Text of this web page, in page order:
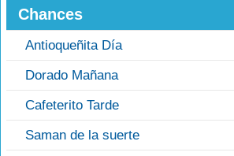
Chances
Antioqueñita Día
Dorado Mañana
Cafeterito Tarde
Saman de la suerte